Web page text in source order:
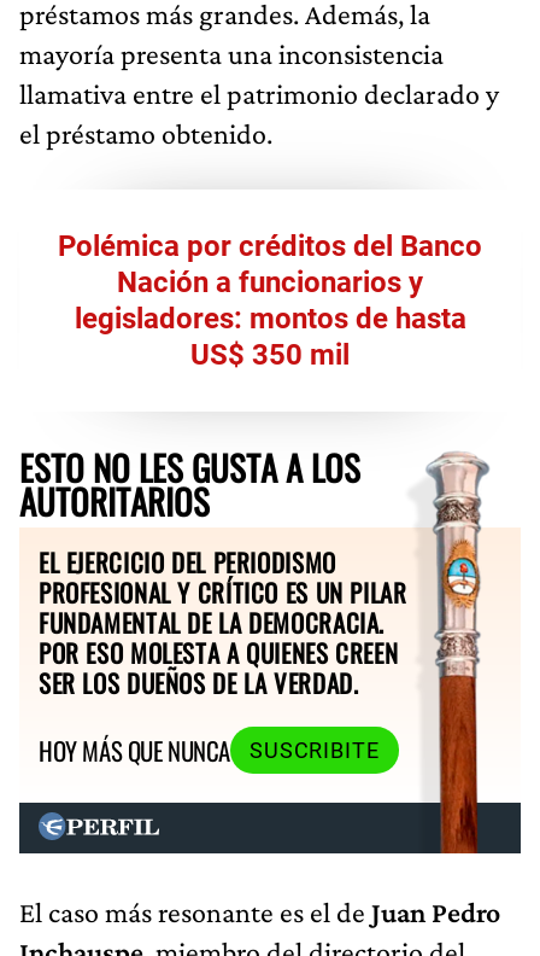
préstamos más grandes. Además, la
mayoría presenta una inconsistencia
llamativa entre el patrimonio declarado y
el préstamo obtenido.
Polémica por créditos del Banco
Nación a funcionarios y
legisladores: montos de hasta
US$ 350 mil
ESTO NO LES GUSTA A LOS
AUTORITARIOS
EL EJERCICIO DEL PERIODISMO
PROFESIONAL Y CRÍTICO ES UN PILAR
FUNDAMENTAL DE LA DEMOCRACIA.
POR ESO MOLESTA A QUIENES CREEN
SER LOS DUEÑOS DE LA VERDAD.
HOY MÁS QUE NUNCA
SUSCRIBITE
El caso más resonante es el de Juan Pedro